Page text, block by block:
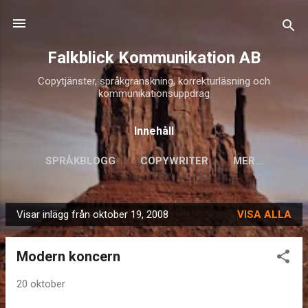
Falkblick Kommunikation AB
Copytjänster, språkgranskning, korrekturläsning och
kommunikationsuppdrag
Innehåll
SPRÅKBLOGG COPYWRITER MER…
I
n
Visar inlägg från oktober 19, 2008 VISA ALLA
Modern koncern
20 oktober